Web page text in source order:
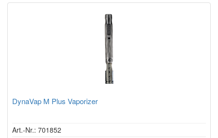
DynaVap M Plus Vaporizer
Art.-Nr.: 701852